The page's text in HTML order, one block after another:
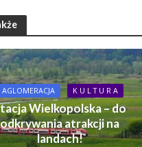
AGLOMERACJA K U L T U R A
Wielkopolska – do
odkrywania atrakcji na
landach!